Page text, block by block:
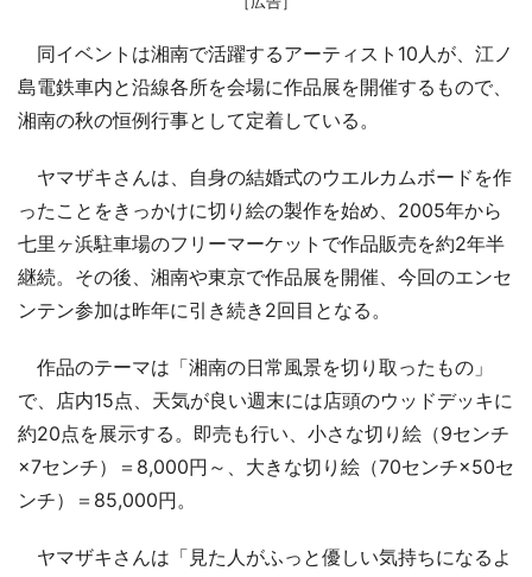
同イベントは湘南で活躍するアーティスト10人が、江ノ
島電鉄車内と沿線各所を会場に作品展を開催するもので、
湘南の秋の恒例行事として定着している。
ヤマザキさんは、自身の結婚式のウエルカムボードを作
ったことをきっかけに切り絵の製作を始め、2005年から
七里ヶ浜駐車場のフリーマーケットで作品販売を約2年半
継続。その後、湘南や東京で作品展を開催、今回のエンセ
ンテン参加は昨年に引き続き2回目となる。
作品のテーマは「湘南の日常風景を切り取ったもの」
で、店内15点、天気が良い週末には店頭のウッドデッキに
約20点を展示する。即売も行い、小さな切り絵（9センチ
×7センチ）＝8,000円～、大きな切り絵（70センチ×50セ
ンチ）＝85,000円。
ヤマザキさんは「見た人がふっと優しい気持ちになるよ